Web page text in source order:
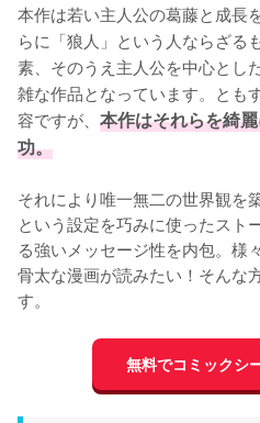
本作は若い主人公の葛藤と成長
らに「狼人」という人ならざる
素、そのうえ主人公を中心とし
雑な作品となっています。とも
容ですが、 本作はそれらを綺
功。
それにより唯一無二の世界観を
という設定を巧みに使ったスト
る強いメッセージ性を内包。様
骨太な漫画が読みたい！そんな
す。
無料でコミックシ